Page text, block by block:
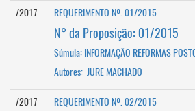
/2017 REQUERIMENTO Nº. 01/2015
N° da Proposição: 01/2015
Súmula: INFORMAÇÃO REFORMAS
Autores: JURE MACHADO
/2017 REQUERIMENTO Nº. 02/2015